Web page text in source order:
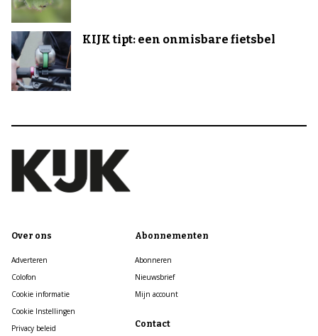
KIJK tipt: een onmisbare fietsbel
Over ons
Adverteren
Colofon
Cookie informatie
Cookie Instellingen
Privacy beleid
Abonnementen
Abonneren
Nieuwsbrief
Mijn account
Contact